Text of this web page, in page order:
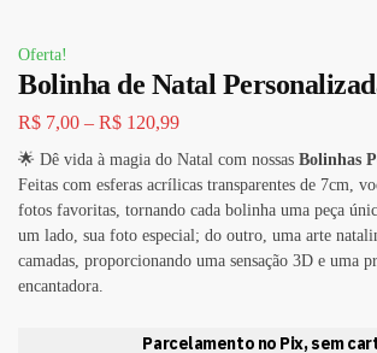
Oferta!
Bolinha de Natal
R$ 7,00 – R$ 120,99
🌟 Dê vida à magia do Natal com nossas Bolinhas
Feitas com esferas acrílicas transparentes de 7cm,
fotos favoritas, tornando cada bolinha uma peça
um lado, sua foto especial; do outro, uma arte
camadas, proporcionando uma sensação 3D e uma
encantadora.